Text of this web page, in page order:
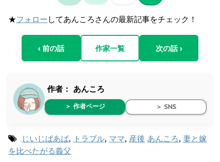
★フォロー してあんころさんの最新記事をチェック！
‹ 前の話 作家一覧 次の話 ›
作者： あんころ
＞ 作者ページ ＞ SNS
じいじばあば, トラブル, ママ, 産後 あんころ, 妻と嫁
を比べたがる義父